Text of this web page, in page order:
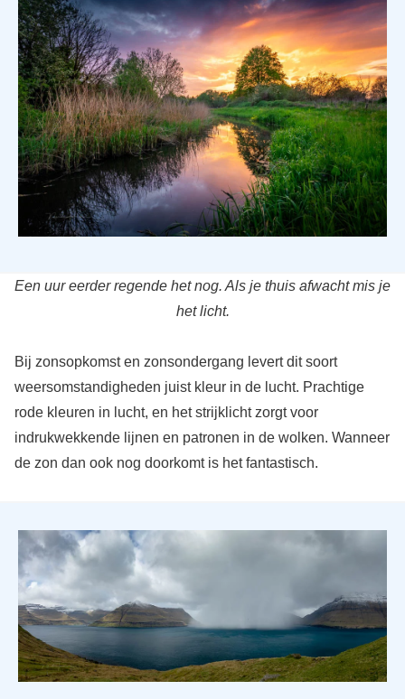
Een uur eerder regende het nog. Als je thuis afwacht mis je
het licht.
Bij zonsopkomst en zonsondergang levert dit soort
weersomstandigheden juist kleur in de lucht. Prachtige
rode kleuren in lucht, en het strijklicht zorgt voor
indrukwekkende lijnen en patronen in de wolken. Wanneer
de zon dan ook nog doorkomt is het fantastisch.